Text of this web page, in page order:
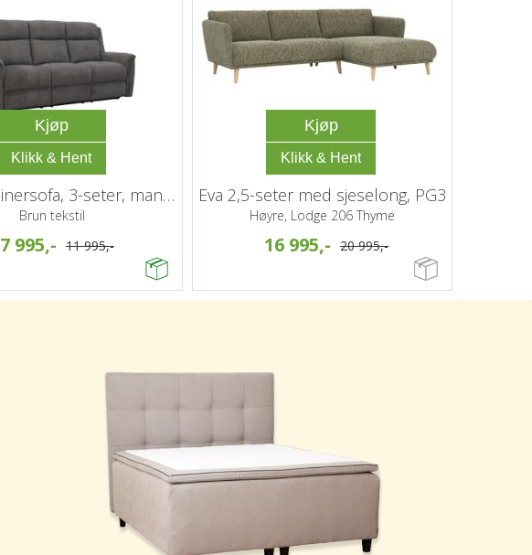
Kjøp
Teddy reclinersofa, 3-seter, manuell
Brun tekstil
7 995,- 11 995,-
Kjøp
Eva 2,5-seter med sjeselong, PG3
Høyre, Lodge 206 Thyme
16 995,- 20 995,-